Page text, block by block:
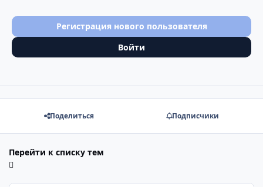
Регистрация нового пользователя
Войти
Поделиться Подписчики
Перейти к списку тем